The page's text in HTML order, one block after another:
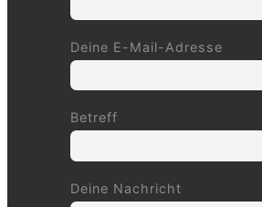
Deine E-Mail-Adresse
Betreff
Deine Nachricht